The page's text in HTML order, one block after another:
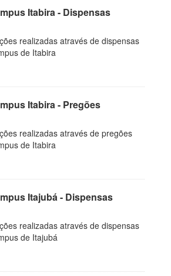
Itabira - Dispensas
realizadas através de dispensas
de Itabira
Itabira - Pregões
realizadas através de pregões
de Itabira
Itajubá - Dispensas
realizadas através de dispensas
de Itajubá